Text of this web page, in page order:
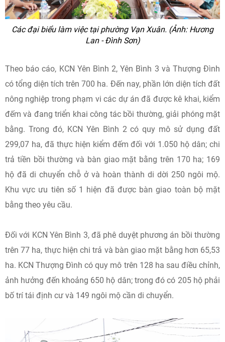
Các đại biểu làm việc tại phường Vạn Xuân. (Ảnh: Hương
Lan - Đình Sơn)
Theo báo cáo, KCN Yên Bình 2, Yên Bình 3 và Thượng Đình
có tổng diện tích trên 700 ha. Đến nay, phần lớn diện tích đất
nông nghiệp trong phạm vi các dự án đã được kê khai, kiểm
đếm và đang triển khai công tác bồi thường, giải phóng mặt
bằng. Trong đó, KCN Yên Bình 2 có quy mô sử dụng đất
299,07 ha, đã thực hiện kiểm đếm đối với 1.050 hộ dân; chi
trả tiền bồi thường và bàn giao mặt bằng trên 170 ha; 169
hộ đã di chuyển chỗ ở và hoàn thành di dời 250 ngôi mộ.
Khu vực ưu tiên số 1 hiện đã được bàn giao toàn bộ mặt
bằng theo yêu cầu.
Đối với KCN Yên Bình 3, đã phê duyệt phương án bồi thường
trên 77 ha, thực hiện chi trả và bàn giao mặt bằng hơn 65,53
ha. KCN Thượng Đình có quy mô trên 128 ha sau điều chỉnh,
ảnh hưởng đến khoảng 650 hộ dân; trong đó có 205 hộ phải
bố trí tái định cư và 149 ngôi mộ cần di chuyển.